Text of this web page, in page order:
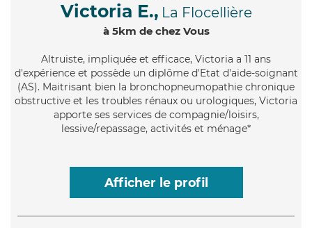
Victoria E., La Flocellière
à 5km de chez Vous
Altruiste, impliquée et efficace, Victoria a 11 ans
d'expérience et possède un diplôme d'Etat d'aide-soignant
(AS). Maitrisant bien la bronchopneumopathie chronique
obstructive et les troubles rénaux ou urologiques, Victoria
apporte ses services de compagnie/loisirs,
lessive/repassage, activités et ménage*
Afficher le profil